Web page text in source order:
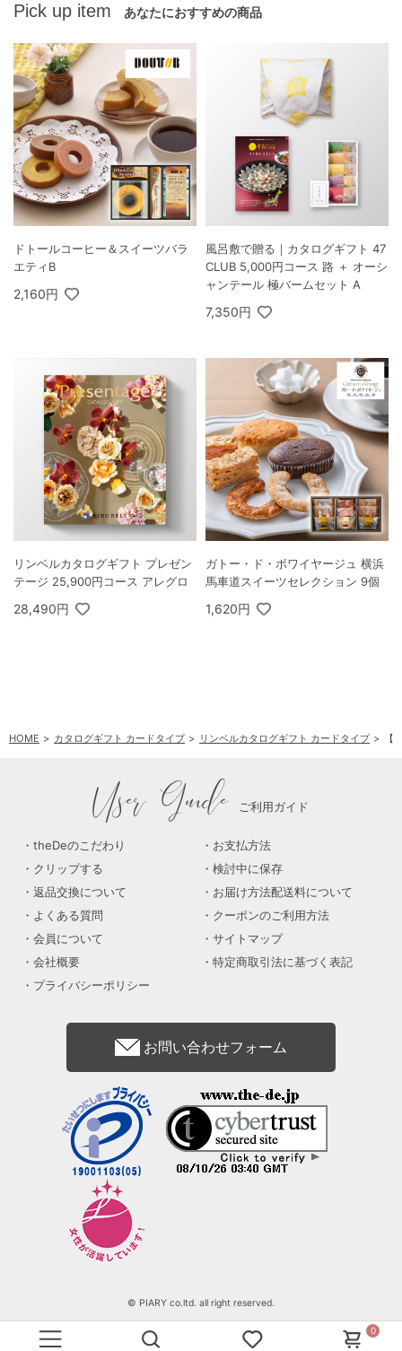
0
Pick up item あなたにおすすめの商品
ドトールコーヒー＆スイーツバラ
エティB
2,160円
風呂敷で贈る｜カタログギフト 47
CLUB 5,000円コース 路 ＋ オーシ
ャンテール 極バームセット A
7,350円
リンベルカタログギフト プレゼン
テージ 25,900円コース アレグロ
28,490円
ガトー・ド・ボワイヤージュ 横浜
馬車道スイーツセレクション 9個
1,620円
HOME カタログギフト カードタイプ リンベルカタログギフト カードタイプ 【
User Guide ご利用ガイド
theDeのこだわり
お支払方法
クリップする
検討中に保存
返品交換について
お届け方法配送料について
よくある質問
クーポンのご利用方法
会員について
サイトマップ
会社概要
特定商取引法に基づく表記
プライバシーポリシー
お問い合わせフォーム
© PIARY co.ltd. all right reserved.